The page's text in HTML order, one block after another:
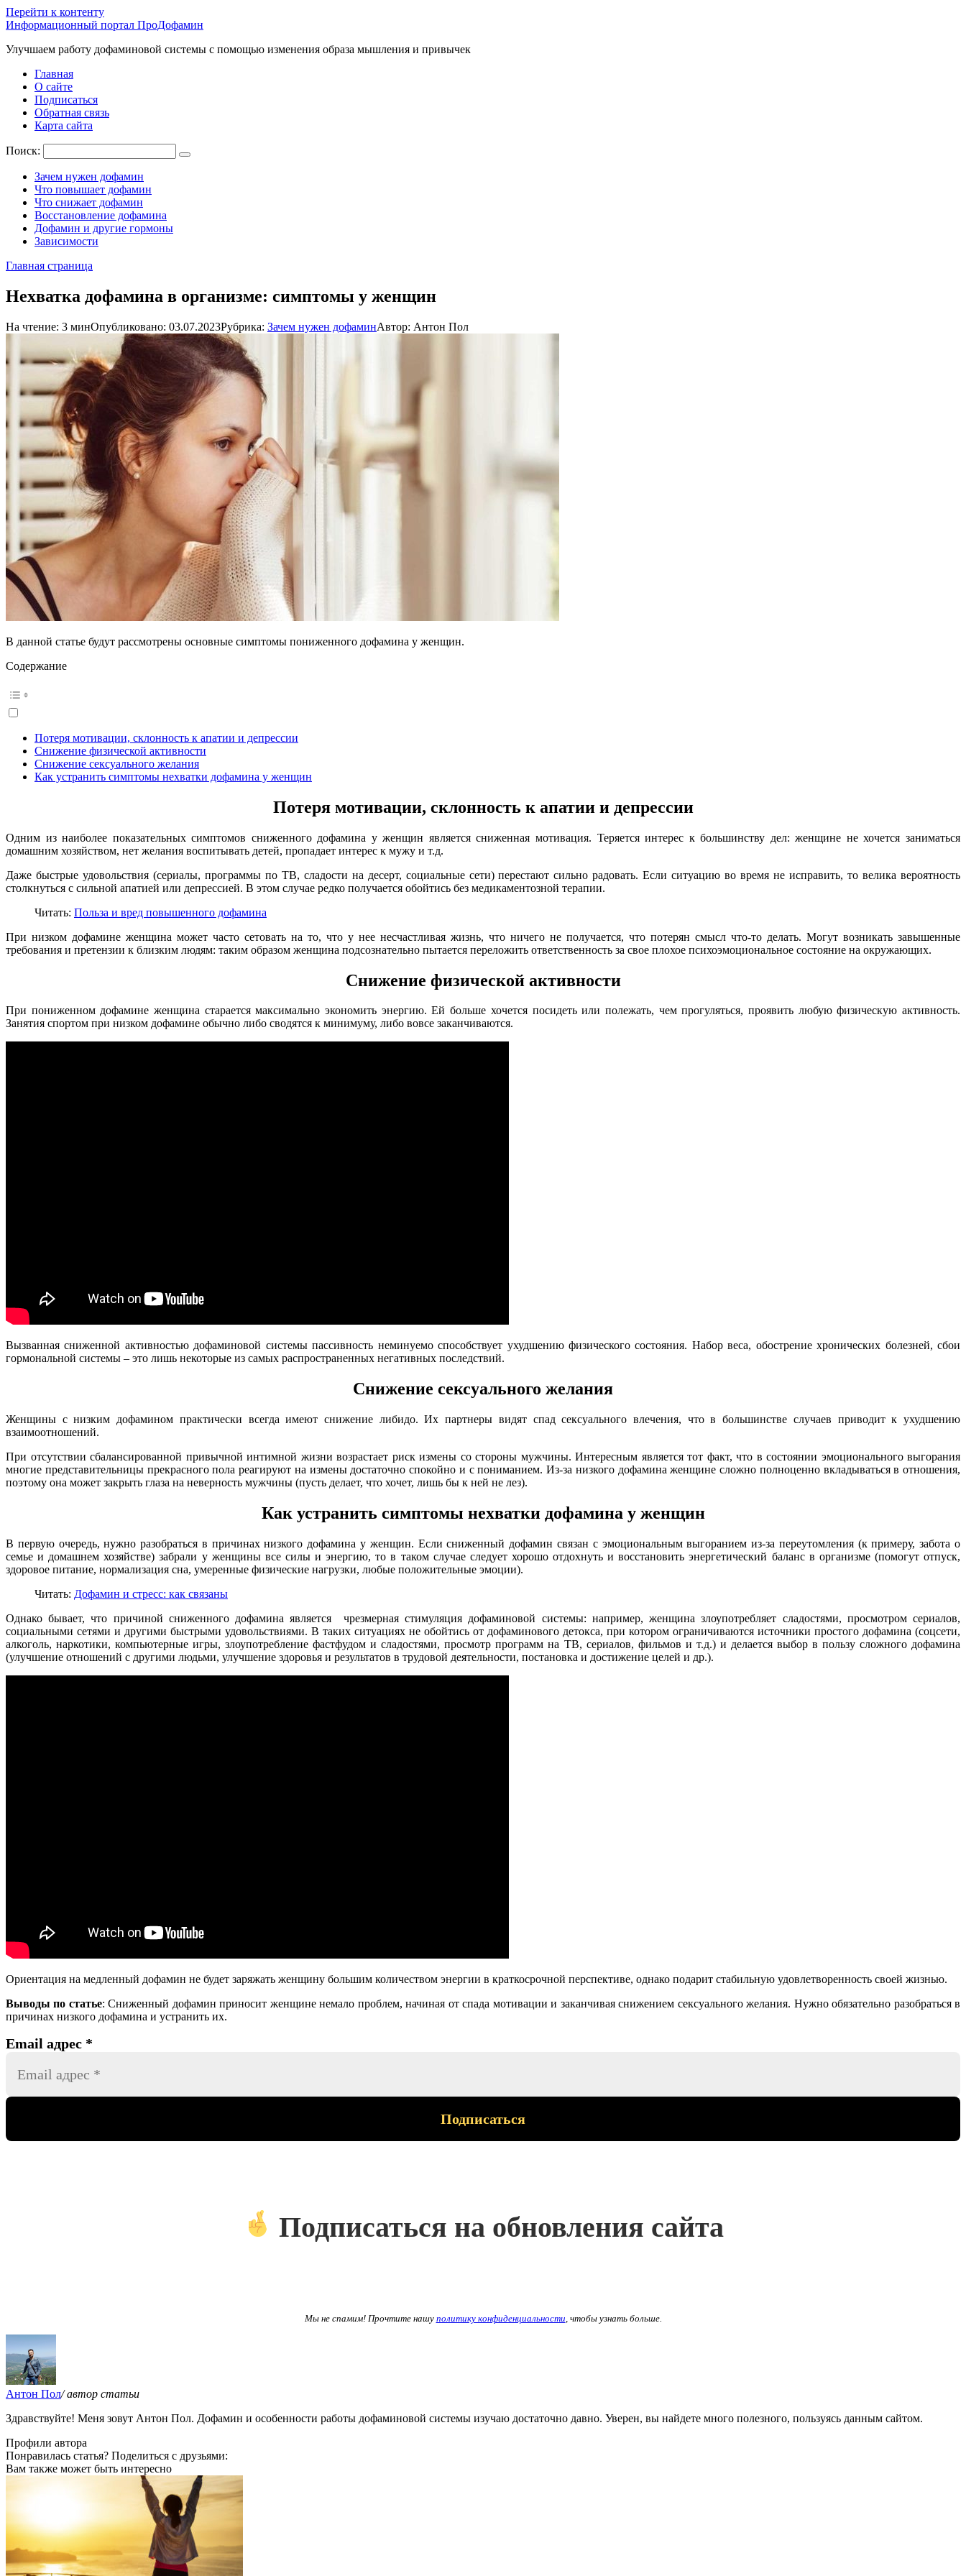
Перейти к контенту
Информационный портал ПроДофамин
Улучшаем работу дофаминовой системы с помощью изменения образа мышления и привычек
Главная
О сайте
Подписаться
Обратная связь
Карта сайта
Поиск:
Зачем нужен дофамин
Что повышает дофамин
Что снижает дофамин
Восстановление дофамина
Дофамин и другие гормоны
Зависимости
Главная страница
Нехватка дофамина в организме: симптомы у женщин
На чтение: 3 минОпубликовано: 03.07.2023Рубрика: Зачем нужен дофаминАвтор: Антон Пол
В данной статье будут рассмотрены основные симптомы пониженного дофамина у женщин.
Содержание
Потеря мотивации, склонность к апатии и депрессии
Снижение физической активности
Снижение сексуального желания
Как устранить симптомы нехватки дофамина у женщин
Потеря мотивации, склонность к апатии и депрессии
Одним из наиболее показательных симптомов сниженного дофамина у женщин является сниженная мотивация. Теряется интерес к большинству дел: женщине не хочется заниматься
домашним хозяйством, нет желания воспитывать детей, пропадает интерес к мужу и т.д.
Даже быстрые удовольствия (сериалы, программы по ТВ, сладости на десерт, социальные сети) перестают сильно радовать. Если ситуацию во время не исправить, то велика вероятность
столкнуться с сильной апатией или депрессией. В этом случае редко получается обойтись без медикаментозной терапии.
Читать: Польза и вред повышенного дофамина
При низком дофамине женщина может часто сетовать на то, что у нее несчастливая жизнь, что ничего не получается, что потерян смысл что-то делать. Могут возникать завышенные
требования и претензии к близким людям: таким образом женщина подсознательно пытается переложить ответственность за свое плохое психоэмоциональное состояние на окружающих.
Снижение физической активности
При пониженном дофамине женщина старается максимально экономить энергию. Ей больше хочется посидеть или полежать, чем прогуляться, проявить любую физическую активность.
Занятия спортом при низком дофамине обычно либо сводятся к минимуму, либо вовсе заканчиваются.
Вызванная сниженной активностью дофаминовой системы пассивность неминуемо способствует ухудшению физического состояния. Набор веса, обострение хронических болезней, сбои
гормональной системы – это лишь некоторые из самых распространенных негативных последствий.
Снижение сексуального желания
Женщины с низким дофамином практически всегда имеют снижение либидо. Их партнеры видят спад сексуального влечения, что в большинстве случаев приводит к ухудшению
взаимоотношений.
При отсутствии сбалансированной привычной интимной жизни возрастает риск измены со стороны мужчины. Интересным является тот факт, что в состоянии эмоционального выгорания
многие представительницы прекрасного пола реагируют на измены достаточно спокойно и с пониманием. Из-за низкого дофамина женщине сложно полноценно вкладываться в отношения,
поэтому она может закрыть глаза на неверность мужчины (пусть делает, что хочет, лишь бы к ней не лез).
Как устранить симптомы нехватки дофамина у женщин
В первую очередь, нужно разобраться в причинах низкого дофамина у женщин. Если сниженный дофамин связан с эмоциональным выгоранием из-за переутомления (к примеру, забота о
семье и домашнем хозяйстве) забрали у женщины все силы и энергию, то в таком случае следует хорошо отдохнуть и восстановить энергетический баланс в организме (помогут отпуск,
здоровое питание, нормализация сна, умеренные физические нагрузки, любые положительные эмоции).
Читать: Дофамин и стресс: как связаны
Однако бывает, что причиной сниженного дофамина является чрезмерная стимуляция дофаминовой системы: например, женщина злоупотребляет сладостями, просмотром сериалов,
социальными сетями и другими быстрыми удовольствиями. В таких ситуациях не обойтись от дофаминового детокса, при котором ограничиваются источники простого дофамина (соцсети,
алкоголь, наркотики, компьютерные игры, злоупотребление фастфудом и сладостями, просмотр программ на ТВ, сериалов, фильмов и т.д.) и делается выбор в пользу сложного дофамина
(улучшение отношений с другими людьми, улучшение здоровья и результатов в трудовой деятельности, постановка и достижение целей и др.).
Ориентация на медленный дофамин не будет заряжать женщину большим количеством энергии в краткосрочной перспективе, однако подарит стабильную удовлетворенность своей жизнью.
Выводы по статье: Сниженный дофамин приносит женщине немало проблем, начиная от спада мотивации и заканчивая снижением сексуального желания. Нужно обязательно разобраться в
причинах низкого дофамина и устранить их.
Email адрес *
Подписаться на обновления сайта
Мы не спамим! Прочтите нашу политику конфиденциальности, чтобы узнать больше.
Антон Пол/ автор статьи
Здравствуйте! Меня зовут Антон Пол. Дофамин и особенности работы дофаминовой системы изучаю достаточно давно. Уверен, вы найдете много полезного, пользуясь данным сайтом.
Профили автора
Понравилась статья? Поделиться с друзьями:
Вам также может быть интересно